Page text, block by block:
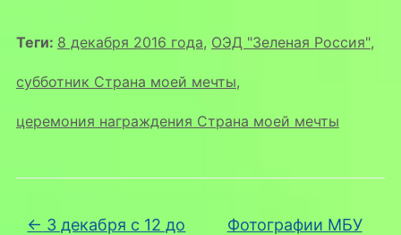
Теги: 8 декабря 2016 года, ОЭД "Зеленая Россия",
субботник Страна моей мечты,
церемония награждения Страна моей мечты
← 3 декабря с 12 до
Фотографии МБУ